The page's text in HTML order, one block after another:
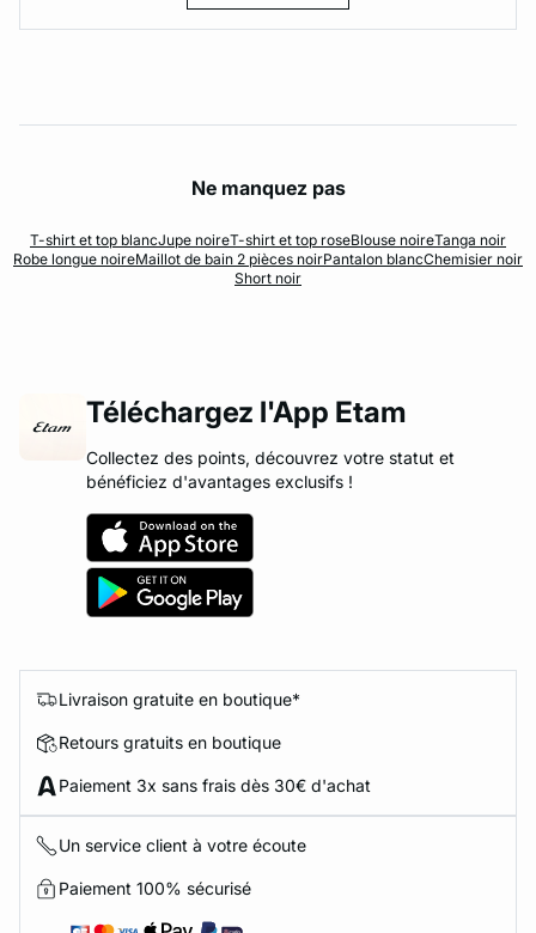
Ne manquez pas
T-shirt et top blancJupe noireT-shirt et top roseBlouse noireTanga noir
Robe longue noireMaillot de bain 2 pièces noirPantalon blancChemisier noir
Short noir
Téléchargez l'App Etam
Collectez des points, découvrez votre statut et
bénéficiez d'avantages exclusifs !
Livraison gratuite en boutique*
Retours gratuits en boutique
Paiement 3x sans frais dès 30€ d'achat
Un service client à votre écoute
Paiement 100% sécurisé